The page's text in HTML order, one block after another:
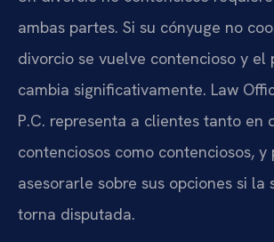
ambas partes. Si su cónyuge no
divorcio se vuelve contencioso y el
cambia significativamente. Law
P.C. representa a clientes tanto en
contenciosos como contenciosos, y
asesorarle sobre sus opciones si la
torna disputada.